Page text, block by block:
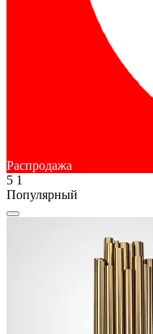
Распродажа
5 1
Популярный